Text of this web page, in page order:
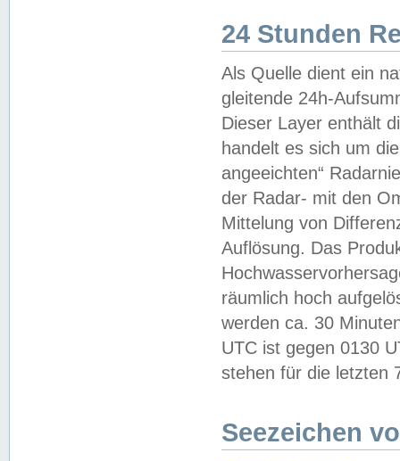
24 Stunden
Als Quelle dient ein
gleitende 24h-
Dieser Layer enthält
handelt es sich um
angeeichten“
der Radar- mit den
Mittelung von
Auflösung. Das
räumlich hoch
werden ca. 30
UTC ist gegen 0130
stehen für die letzten
Seezeichen